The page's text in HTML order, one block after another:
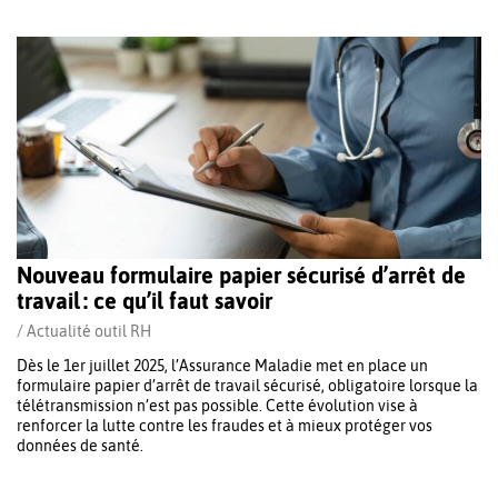
Nouveau formulaire papier sécurisé d’arrêt de
travail : ce qu’il faut savoir
/Actualité outil RH
Dès le 1er juillet 2025, l’Assurance Maladie met en place un
formulaire papier d’arrêt de travail sécurisé, obligatoire lorsque la
télétransmission n’est pas possible. Cette évolution vise à
renforcer la lutte contre les fraudes et à mieux protéger vos
données de santé.